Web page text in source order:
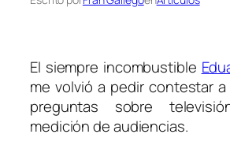
El siempre incombustible
me volvió a pedir contestar
preguntas sobre
medición de audiencias.